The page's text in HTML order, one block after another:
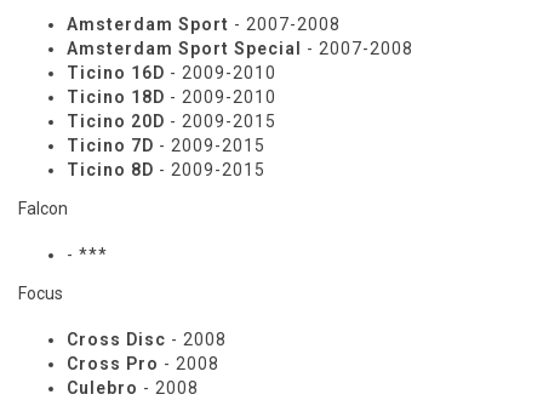
Amsterdam Sport - 2007-2008
Amsterdam Sport Special - 2007-2008
Ticino 16D - 2009-2010
Ticino 18D - 2009-2010
Ticino 20D - 2009-2015
Ticino 7D - 2009-2015
Ticino 8D - 2009-2015
Falcon
- ***
Focus
Cross Disc - 2008
Cross Pro - 2008
Culebro - 2008